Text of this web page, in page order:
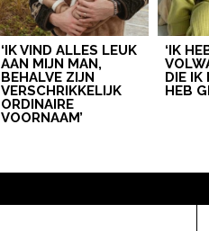
‘IK VIND ALLES LEUK
AAN MIJN MAN,
BEHALVE ZIJN
VERSCHRIKKELIJK
ORDINAIRE
VOORNAAM’
‘IK
DIE IK
HEB